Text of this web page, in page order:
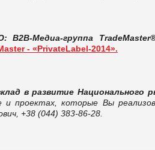
B2B-Медиа-группа
- «PrivateLabel-2014».
в развитие Национального
и проектах, которые Вы
+38 (044) 383-86-28.